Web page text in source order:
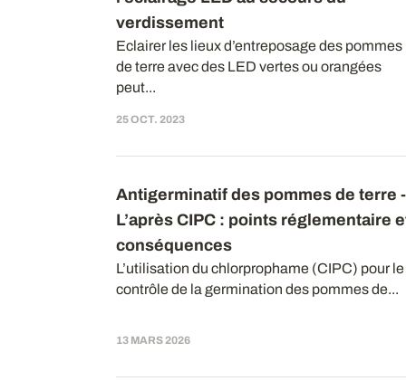
verdissement
Eclairer les lieux d’entreposage des pommes
de terre avec des LED vertes ou orangées
peut...
25 OCT. 2023
Antigerminatif des pommes de terre -
L’après CIPC : points réglementaire
conséquences
L’utilisation du chlorprophame (CIPC) pour le
contrôle de la germination des pommes de...
13 MARS 2026